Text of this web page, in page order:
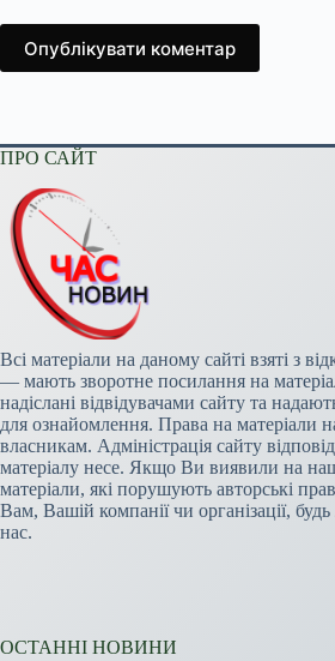
Опублікувати коментар
ПРО САЙТ
Всі матеріали на даному сайті взяті з
— мають зворотне посилання на
надіслані відвідувачами сайту та
для ознайомлення. Права на матеріали
власникам. Адміністрація сайту
матеріалу несе. Якщо Ви виявили на
матеріали, які порушують авторські
Вам, Вашій компанії чи організації,
нас.
ОСТАННІ НОВИНИ